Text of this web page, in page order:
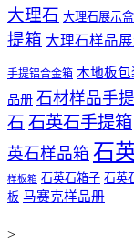
大理石 大理石展示盒
提箱 大理石样品
手提铝合金箱 木地板包
品册 石材样品手
石 石英石手提箱
英石样品箱 石
样板箱 石英石箱子 石英
板 马赛克样品册
>